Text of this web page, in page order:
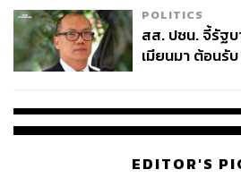
POLITICS
สส. ปชน. จี้รัฐ
เมียนมา ต้อนรับ
EDITOR'S